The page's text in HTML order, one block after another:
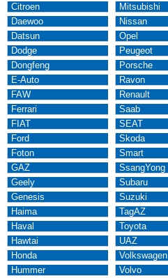
Citroen
Daewoo
Datsun
Dodge
Dongfeng
E-Auto
FAW
Ferrari
FIAT
Ford
Foton
GAZ
Geely
Genesis
Haima
Haval
Hawtai
Honda
Hummer
Mitsubishi
Nissan
Opel
Peugeot
Porsche
Ravon
Renault
Saab
SEAT
Skoda
Smart
SsangYong
Subaru
Suzuki
TagAZ
Toyota
UAZ
Volkswagen
Volvo